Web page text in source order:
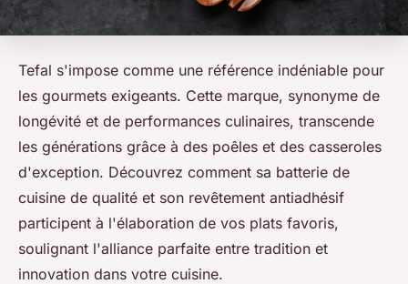
Tefal s'impose comme une référence indéniable pour
les gourmets exigeants. Cette marque, synonyme de
longévité et de performances culinaires, transcende
les générations grâce à des poêles et des casseroles
d'exception. Découvrez comment sa batterie de
cuisine de qualité et son revêtement antiadhésif
participent à l'élaboration de vos plats favoris,
soulignant l'alliance parfaite entre tradition et
innovation dans votre cuisine.